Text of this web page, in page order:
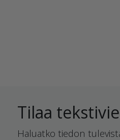
Tilaa
Haluatko tiedon